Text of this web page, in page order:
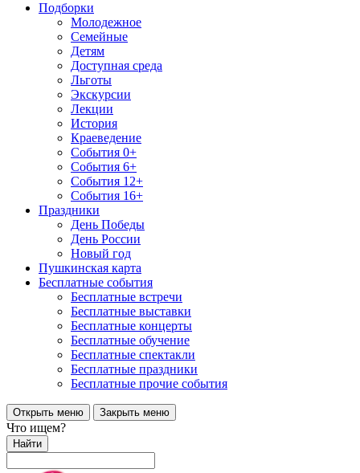
Подборки
Молодежное
Семейные
Детям
Доступная среда
Льготы
Экскурсии
Лекции
История
Краеведение
События 0+
События 6+
События 12+
События 16+
Праздники
День Победы
День России
Новый год
Пушкинская карта
Бесплатные события
Бесплатные встречи
Бесплатные выставки
Бесплатные концерты
Бесплатные обучение
Бесплатные спектакли
Бесплатные праздники
Бесплатные прочие события
Открыть меню Закрыть меню
Что ищем?
Найти